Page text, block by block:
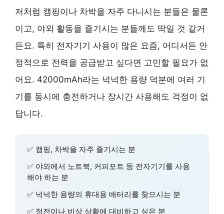
저처럼 캠핑이나 차박을 자주 다니시는 분들은 물론
이고, 야외 활동을 즐기시는 분들께도 딱일 것 같거
든요. 특히 전자기기 사용이 많은 요즘, 어디서든 안
정적으로 전력을 공급받고 싶다면 고민할 필요가 없
어요. 42000mAh라는 넉넉한 용량 덕분에 여러 기
기를 동시에 충전하거나 장시간 사용해도 걱정이 없
답니다.
✅ 캠핑, 차박을 자주 즐기시는 분
✅ 야외에서 노트북, 커피포트 등 전자기기를 사용
해야 하는 분
✅ 넉넉한 용량의 휴대용 배터리를 찾으시는 분
✅ 정전이나 비상 상황에 대비하고 싶은 분